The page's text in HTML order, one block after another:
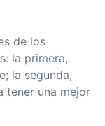
de los
la primera,
la segunda,
tener una mejor